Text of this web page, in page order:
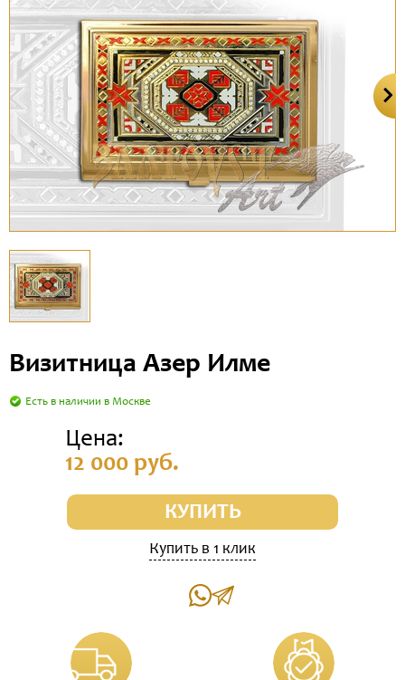
Визитница Азер Илме
Есть в наличии в Москве
Цена:
12 000 руб.
КУПИТЬ
Купить в 1 клик